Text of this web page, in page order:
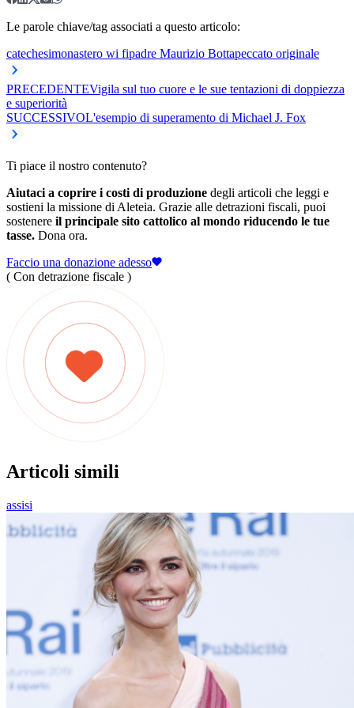
Le parole chiave/tag associati a questo articolo:
catechesimonastero wi fipadre Maurizio Bottapeccato originale
PRECEDENTEVigila sul tuo cuore e le sue tentazioni di doppiezza
e superiorità
SUCCESSIVOL'esempio di superamento di Michael J. Fox
Ti piace il nostro contenuto?
Aiutaci a coprire i costi di produzione degli articoli che leggi e
sostieni la missione di Aleteia. Grazie alle detrazioni fiscali, puoi
sostenere il principale sito cattolico al mondo riducendo le tue
tasse. Dona ora.
Faccio una donazione adesso
( Con detrazione fiscale )
Articoli simili
assisi